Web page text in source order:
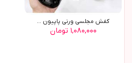
کفش مجلسي ورني پاپيون ...
۱,۰۸۰,۰۰۰ تومان